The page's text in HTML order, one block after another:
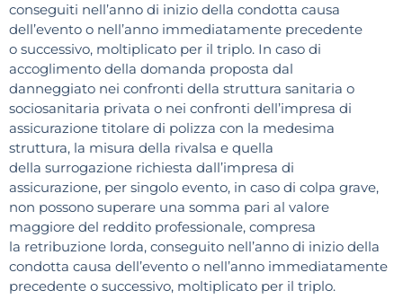
conseguiti nell’anno di inizio della condotta causa
dell’evento o nell’anno immediatamente precedente
o successivo, moltiplicato per il triplo. In caso di
accoglimento della domanda proposta dal
danneggiato nei confronti della struttura sanitaria o
sociosanitaria privata o nei confronti dell’impresa di
assicurazione titolare di polizza con la medesima
struttura, la misura della rivalsa e quella
della surrogazione richiesta dall’impresa di
assicurazione, per singolo evento, in caso di colpa grave,
non possono superare una somma pari al valore
maggiore del reddito professionale, compresa
la retribuzione lorda, conseguito nell’anno di inizio della
condotta causa dell’evento o nell’anno immediatamente
precedente o successivo, moltiplicato per il triplo.